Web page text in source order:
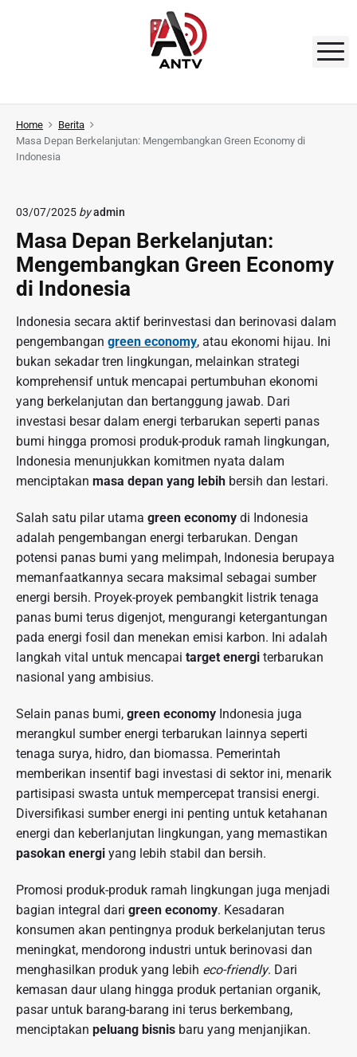
o
A
N
Home
Berita
Masa Depan Berkelanjutan: Mengembangkan Green Economy di
Indonesia
03/07/2025 byadmin
Masa Depan Berkelanjutan:
Mengembangkan Green Economy
di Indonesia
Indonesia secara aktif berinvestasi dan berinovasi dalam
pengembangan green economy, atau ekonomi hijau. Ini
bukan sekadar tren lingkungan, melainkan strategi
komprehensif untuk mencapai pertumbuhan ekonomi
yang berkelanjutan dan bertanggung jawab. Dari
investasi besar dalam energi terbarukan seperti panas
bumi hingga promosi produk-produk ramah lingkungan,
Indonesia menunjukkan komitmen nyata dalam
menciptakan masa depan yang lebih bersih dan lestari.
Salah satu pilar utama green economy di Indonesia
adalah pengembangan energi terbarukan. Dengan
potensi panas bumi yang melimpah, Indonesia berupaya
memanfaatkannya secara maksimal sebagai sumber
energi bersih. Proyek-proyek pembangkit listrik tenaga
panas bumi terus digenjot, mengurangi ketergantungan
pada energi fosil dan menekan emisi karbon. Ini adalah
langkah vital untuk mencapai target energi terbarukan
nasional yang ambisius.
Selain panas bumi, green economy Indonesia juga
merangkul sumber energi terbarukan lainnya seperti
tenaga surya, hidro, dan biomassa. Pemerintah
memberikan insentif bagi investasi di sektor ini, menarik
partisipasi swasta untuk mempercepat transisi energi.
Diversifikasi sumber energi ini penting untuk ketahanan
energi dan keberlanjutan lingkungan, yang memastikan
pasokan energi yang lebih stabil dan bersih.
Promosi produk-produk ramah lingkungan juga menjadi
bagian integral dari green economy. Kesadaran
konsumen akan pentingnya produk berkelanjutan terus
meningkat, mendorong industri untuk berinovasi dan
menghasilkan produk yang lebih eco-friendly. Dari
kemasan daur ulang hingga produk pertanian organik,
pasar untuk barang-barang ini terus berkembang,
menciptakan peluang bisnis baru yang menjanjikan.